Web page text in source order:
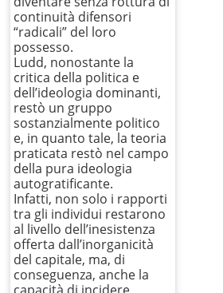
continuità difensori
“radicali” del loro
possesso.
Ludd, nonostante la
critica della politica e
dell’ideologia dominanti,
restò un gruppo
sostanzialmente politico
e, in quanto tale, la teoria
praticata restò nel campo
della pura ideologia
autogratificante.
Infatti, non solo i rapporti
tra gli individui restarono
al livello dell’inesistenza
offerta dall’inorganicità
del capitale, ma, di
conseguenza, anche la